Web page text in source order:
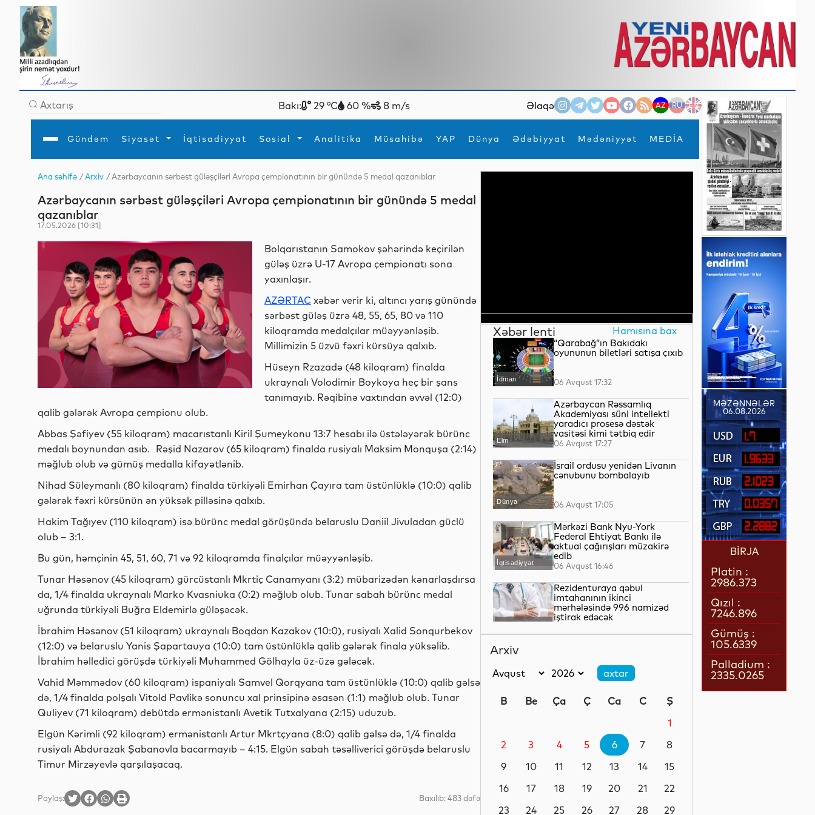
Bakı: 29 °C 60 % 8 m/s Əlaqə AZ RU EN
Gündəm Siyasət İqtisadiyyat Sosial Analitika Müsahibə YAP Dünya Ədəbiyyat Mədəniyyət MEDİA
×
Gündəm
İqtisadiyyat
YAP
Analitika
Mədəniyyət
Müsahibə
MEDİA
Xarici siyasətTurizm
Diaspor
İdmanYeni texnologiyalar
Ana səhifə /Arxiv / Azərbaycanın sərbəst güləşçiləri Avropa çempionatının bir günündə 5 medal qazanıblar
Azərbaycanın sərbəst güləşçiləri Avropa çempionatının bir günündə 5 medal
qazanıblar
17.05.2026 [10:31]
Bolqarıstanın Samokov şəhərində keçirilən
güləş üzrə U-17 Avropa çempionatı sona
yaxınlaşır.
AZƏRTAC xəbər verir ki, altıncı yarış günündə
sərbəst güləş üzrə 48, 55, 65, 80 və 110
kiloqramda medalçılar müəyyənləşib.
Millimizin 5 üzvü fəxri kürsüyə qalxıb.
Hüseyn Rzazadə (48 kiloqram) finalda
ukraynalı Volodimir Boykoya heç bir şans
tanımayıb. Rəqibinə vaxtından əvvəl (12:0)
qalib gələrək Avropa çempionu olub.
Abbas Şəfiyev (55 kiloqram) macarıstanlı Kiril Şumeykonu 13:7 hesabı ilə üstələyərək bürünc
medalı boynundan asıb. Rəşid Nazarov (65 kiloqram) finalda rusiyalı Maksim Monquşa (2:14)
məğlub olub və gümüş medalla kifayətlənib.
Nihad Süleymanlı (80 kiloqram) finalda türkiyəli Emirhan Çayıra tam üstünlüklə (10:0) qalib
gələrək fəxri kürsünün ən yüksək pilləsinə qalxıb.
Hakim Tağıyev (110 kiloqram) isə bürünc medal görüşündə belaruslu Daniil Jivuladan güclü
olub – 3:1.
Bu gün, həmçinin 45, 51, 60, 71 və 92 kiloqramda finalçılar müəyyənləşib.
Tunar Həsənov (45 kiloqram) gürcüstanlı Mkrtiç Canamyanı (3:2) mübarizədən kənarlaşdırsa
da, 1/4 finalda ukraynalı Marko Kvasniuka (0:2) məğlub olub. Tunar sabah bürünc medal
uğrunda türkiyəli Buğra Eldemirlə güləşəcək.
İbrahim Həsənov (51 kiloqram) ukraynalı Boqdan Kazakov (10:0), rusiyalı Xalid Sonqurbekov
(12:0) və belaruslu Yanis Şapartauya (10:0) tam üstünlüklə qalib gələrək finala yüksəlib.
İbrahim həlledici görüşdə türkiyəli Muhammed Gölhayla üz-üzə gələcək.
Vahid Məmmədov (60 kiloqram) ispaniyalı Samvel Qorqyana tam üstünlüklə (10:0) qalib gəlsə
də, 1/4 finalda polşalı Vitold Pavlikə sonuncu xal prinsipinə əsasən (1:1) məğlub olub. Tunar
Quliyev (71 kiloqram) debütdə ermənistanlı Avetik Tutxalyana (2:15) uduzub.
Elgün Kərimli (92 kiloqram) ermənistanlı Artur Mkrtçyana (8:0) qalib gəlsə də, 1/4 finalda
rusiyalı Abdurazak Şabanovla bacarmayıb – 4:15. Elgün sabah təsəlliverici görüşdə belaruslu
Timur Mirzəyevlə qarşılaşacaq.
Paylaş: Baxılıb: 483 dəfə
Xəbər lenti Hamısına bax
İdman
“Qarabağ”ın Bakıdakı
oyununun biletləri satışa çıxıb
06 Avqust 17:32
Elm
Azərbaycan Rəssamlıq
Akademiyası süni intellekti
yaradıcı prosesə dəstək
vasitəsi kimi tətbiq edir
06 Avqust 17:27
Dünya
İsrail ordusu yenidən Livanın
cənubunu bombalayıb
06 Avqust 17:05
İqtisadiyyat
Mərkəzi Bank Nyu-York
Federal Ehtiyat Bankı ilə
aktual çağırışları müzakirə
edib
06 Avqust 16:46
Elm
Rezidenturaya qəbul
imtahanının ikinci
mərhələsində 996 namizəd
iştirak edəcək
müalicə mərkəzlərinə yola
salınıb
İqtisadiyyat
nümayəndələri Ağdam Sənaye
Parkında istehsal prosesi ilə
tanış olublar
06 Avqust 16:28
Elm
UNEC aliminin Qarabağla
aparıcı beyin mərkəzində nəşr
06 Avqust 16:17
Arxiv
B Be Ça Ç Ca C
Ş
1
2
3 4 5 6 7
8
9
10 11 12 13 14
15
16
17 18 19 20 21
22
23
24 25 26 27 28
29
MƏZƏNNƏLƏR
06.08.2026
1.7
1.9633
2.1023
0.0357
2.2882
BİRJA
Platin :
2986.373
Qızıl :
7246.896
Gümüş :
105.6339
Palladium :
2335.0265